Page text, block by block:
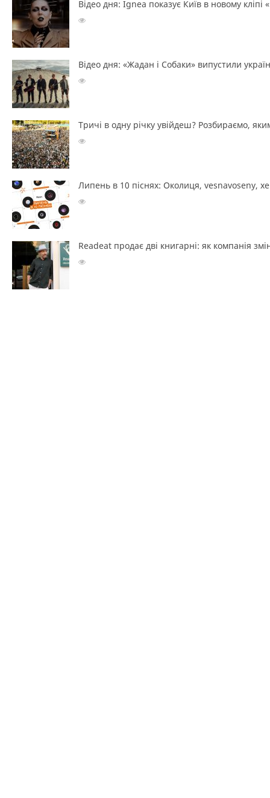
Відео дня: Ignea показує Київ в новому кліпі
Відео дня: «Жадан і Собаки» випустили
Тричі в одну річку увійдеш? Розбираємо,
Липень в 10 піснях: Околиця, vesnavoseny,
Readeat продає дві книгарні: як компанія